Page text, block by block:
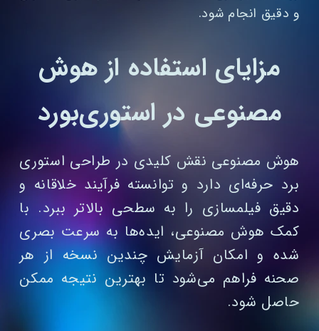
و دقیق انجام شود.
مزایای استفاده از هوش
مصنوعی در استوری‌بورد
هوش مصنوعی نقش کلیدی در طراحی استوری
برد حرفه‌ای دارد و توانسته فرآیند خلاقانه و
دقیق فیلمسازی را به سطحی بالاتر ببرد. با
کمک هوش مصنوعی، ایده‌ها به سرعت بصری
شده و امکان آزمایش چندین نسخه از هر
صحنه فراهم می‌شود تا بهترین نتیجه ممکن
حاصل شود.